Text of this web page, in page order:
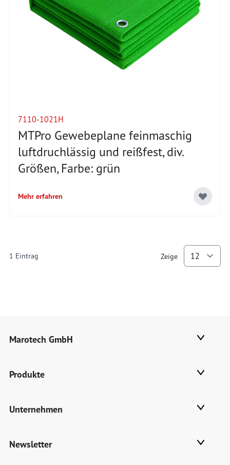
7110-1021H
MTPro Gewebeplane feinmaschig
luftdruchlässig und reißfest, div.
Größen, Farbe: grün
Mehr erfahren
1 Eintrag Zeige
Marotech GmbH
Produkte
Unternehmen
Newsletter